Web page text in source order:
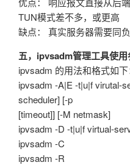
TUN模式差不多，或更高
缺点： 真实服务器需要同
五，ipvsadm管理工具使用
ipvsadm 的用法和格式如下
ipvsadm -A|E -t|u|f virutal-
scheduler] [-p
[timeout]] [-M netmask]
ipvsadm -D -t|u|f virtual-
ipvsadm -C
ipvsadm -R